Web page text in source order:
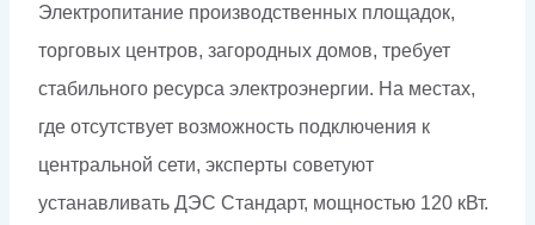
Электропитание производственных площадок,
торговых центров, загородных домов, требует
стабильного ресурса электроэнергии. На местах,
где отсутствует возможность подключения к
центральной сети, эксперты советуют
устанавливать ДЭС Стандарт, мощностью 120 кВт.